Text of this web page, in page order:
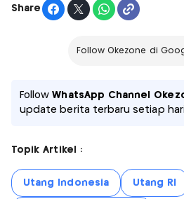
Share
Follow Okezone di
FollowWhatsApp Channel
update berita terbaru setiap hari
Topik Artikel :
Utang Indonesia Utang RI